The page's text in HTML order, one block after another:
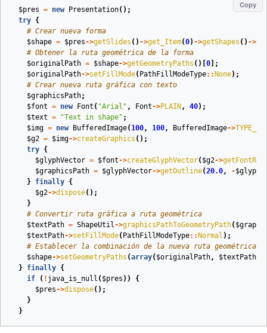
Copy
$pres = new Presentation();
try {
# Crear nueva forma
$shape = $pres->getSlides () ->get_Item(0) ->getShapes () ->
# Obtener la ruta geométrica de la forma
$originalPath = $shape->getGeometryPaths ()[ 0 ];
$originalPath->setFillMode( PathFillModeType:: None);
# Crear nueva ruta gráfica con texto
$graphicsPath;
$font = new Font ( "Arial" , Font->PLAIN , 40);
$text = "Text in shape" ;
$img = new BufferedImage( 100, 100, BufferedImage->
$g2 = $img->createGraphics ();
try {
$glyphVector = $font->createGlyphVector( $g2->
$graphicsPath = $glyphVector->getOutline(20.0, -
} finally {
$g2->dispose();
}
# Convertir ruta gráfica a ruta geométrica
$textPath = ShapeUtil->graphicsPathToGeometryPath(
$textPath->setFillMode( PathFillModeType:: Normal );
# Establecer la combinación de la nueva ruta
$shape->setGeometryPaths (array( $originalPath, $textPath
} finally {
if
( ! java_is_null ( $pres ))
{
$pres->dispose();
}
}